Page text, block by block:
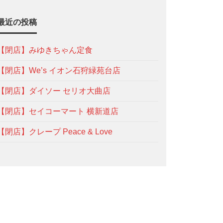
近の投稿
【閉店】みゆきちゃん定食
【閉店】We’s イオン石狩緑苑台店
【閉店】ダイソー セリオ大曲店
【閉店】セイコーマート 横新道店
【閉店】クレープ Peace & Love